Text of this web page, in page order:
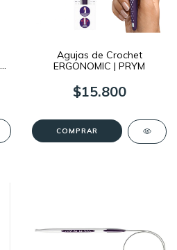
Agujas de Crochet
ERGONOMIC | PRYM
$15.800
COMPRAR